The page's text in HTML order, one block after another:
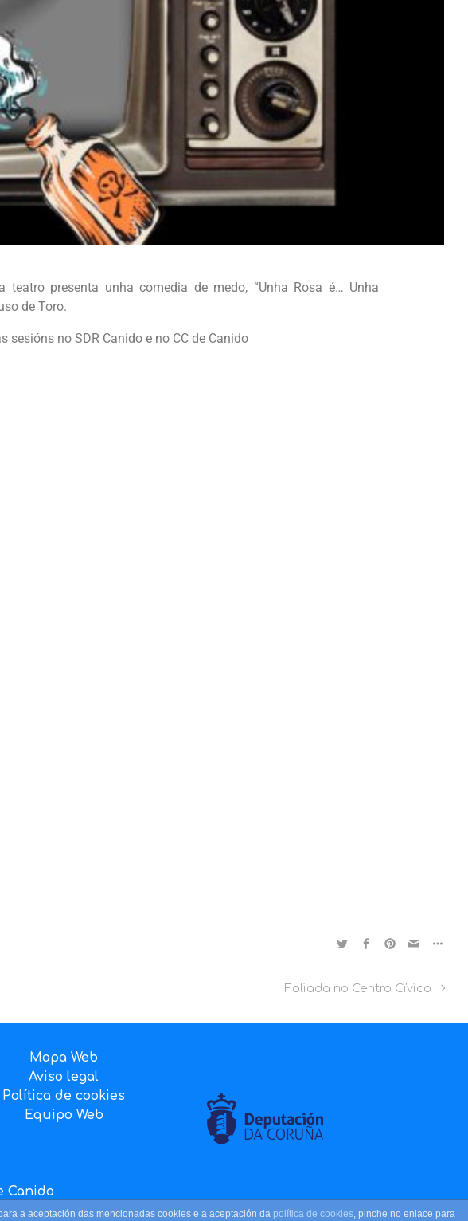
teatro presenta unha comedia de medo, “Unha Rosa é… Unha
de Toro.
sesións no SDR Canido e no CC de Canido
Foliada no Centro Cïvico
Mapa Web
Aviso legal
Política de cookies
Equipo Web
Canido
a aceptación das mencionadas cookies e a aceptación da política de cookies, pinche no enlace para